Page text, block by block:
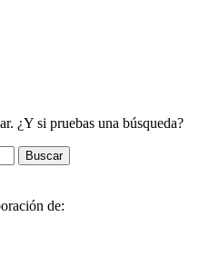
¿Y si pruebas una búsqueda?
de: